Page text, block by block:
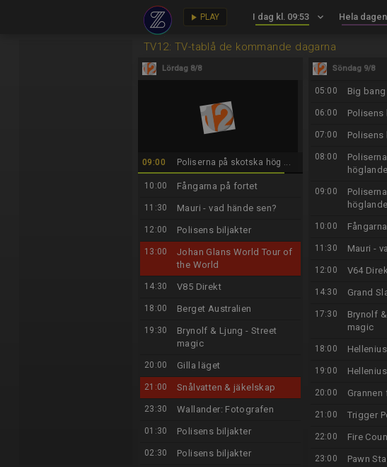
play_arrow PLAY I dag kl. 09:53 keyboard_arrow_down Hela dagen
TV12: TV-tablå de kommande dagarna
Lördag 8/8
09:00 Poliserna på skotska hög ...
10:00 Fångarna på fortet
11:30 Mauri - vad hände sen?
12:00 Polisens biljakter
13:00
Johan Glans World Tour of
the World
14:30 V85 Direkt
18:00 Berget Australien
19:30
Brynolf & Ljung - Street
magic
20:00 Gilla läget
21:00 Snålvatten & jäkelskap
23:30 Wallander: Fotografen
01:30 Polisens biljakter
02:30 Polisens biljakter
Söndag 9/8
05:00 Big bang
06:00
07:00
08:00
09:00
10:00
11:30 Mauri -
12:00 V64
14:30 Grand
17:30
Brynolf
magic
18:00
19:00
20:00 Grannen
21:00 Trigger
22:00 Fire
23:00 Pawn